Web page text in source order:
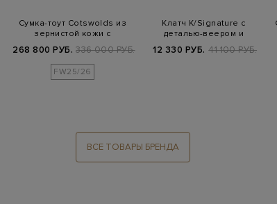
Сумка-тоут Cotswolds из
зернистой кожи с
268 800 РУБ. 336 000 РУБ.
FW25/26
Клатч K/Signature с
деталью-веером и
12 330 РУБ. 41 100 РУБ.
ВСЕ ТОВАРЫ БРЕНДА